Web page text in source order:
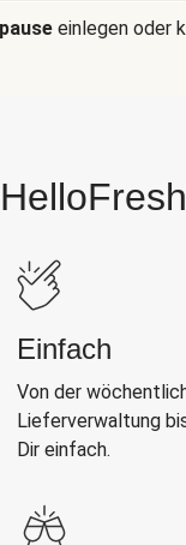
einlegen oder
Einfach
Von der
Lieferverwaltung
Dir einfach.